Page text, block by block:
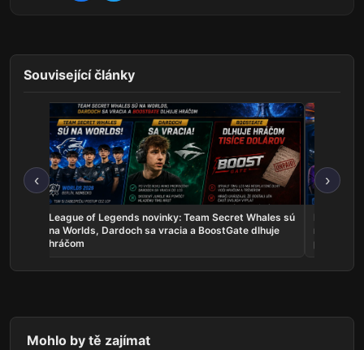
Související články
‹
League of Legends novinky: Team Secret Whales sú
na Worlds, Dardoch sa vracia a BoostGate dlhuje
hráčom
Rocket
na EWC,
poľaviť
›
Mohlo by tě zajímat